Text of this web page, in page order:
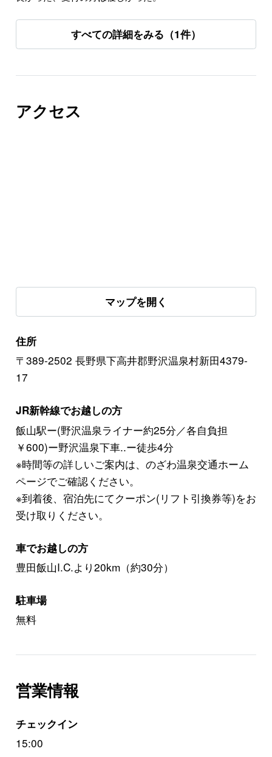
すべての詳細をみる（1件）
アクセス
マップを開く
住所
〒389-2502 長野県下高井郡野沢温泉村新田4379-
17
JR新幹線でお越しの方
飯山駅ー(野沢温泉ライナー約25分／各自負担
￥600)ー野沢温泉下車..ー徒歩4分
※時間等の詳しいご案内は、のざわ温泉交通ホーム
ページでご確認ください。
※到着後、宿泊先にてクーポン(リフト引換券等)をお
受け取りください。
車でお越しの方
豊田飯山I.C.より20km（約30分）
駐車場
無料
営業情報
チェックイン
15:00